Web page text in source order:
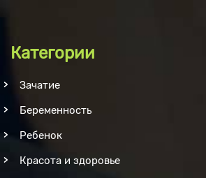
Категории
Зачатие
Беременность
Ребенок
Красота и здоровье